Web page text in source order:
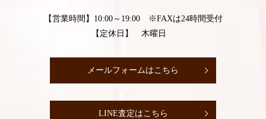
【営業時間】10:00～19:00 ※FAXは24時間受付
【定休日】 木曜日
メールフォームはこちら
LINE査定はこちら